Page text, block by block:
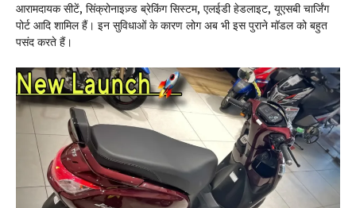
आरामदायक सीटें, सिंक्रोनाइज़्ड ब्रेकिंग सिस्टम, एलईडी हेडलाइट, यूएसबी चार्जिंग
पोर्ट आदि शामिल हैं। इन सुविधाओं के कारण लोग अब भी इस पुराने मॉडल को बहुत
पसंद करते हैं।